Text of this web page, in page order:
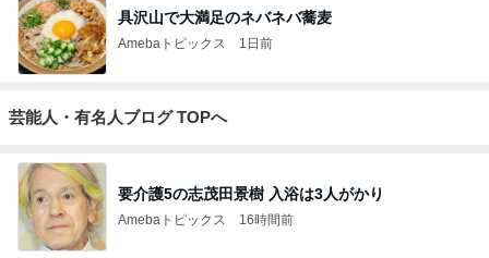
具沢山で大満足のネバネバ蕎麦
Amebaトピックス 1日前
芸能人・有名人ブログ TOPへ
要介護5の志茂田景樹 入浴は3人がかり
Amebaトピックス 16時間前